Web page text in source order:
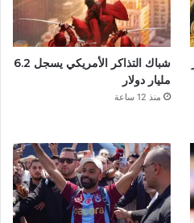
ك
شباك التذاكر الأمريكي يسجل 6.2
مليار دولار
منذ 12 ساعة